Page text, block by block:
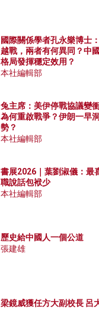
國際關係學者孔永樂博士
越戰，兩者有何異同？中
格局發揮穩定效用？
本社編輯部
兔主席：美伊停戰協議變
為何重啟戰爭？伊朗一早
勢？
本社編輯部
書展2026｜葉劉淑儀：最
職說話包袱少
本社編輯部
歷史給中國人一個公道
張建雄
梁鏡威獲任方大副校長 呂